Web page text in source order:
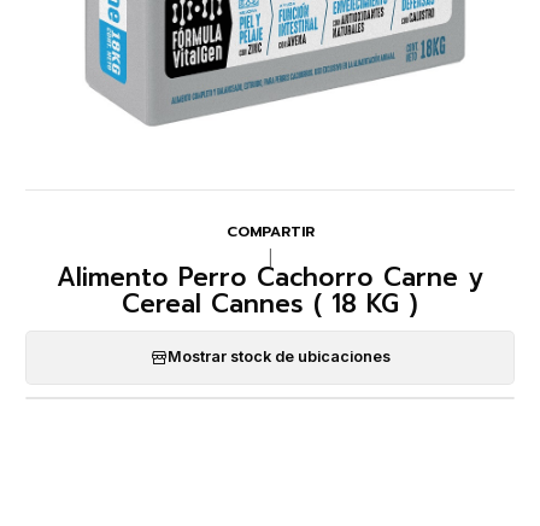
COMPARTIR
Alimento Perro Cachorro Carne y
Cereal Cannes ( 18 KG )
Mostrar stock de ubicaciones